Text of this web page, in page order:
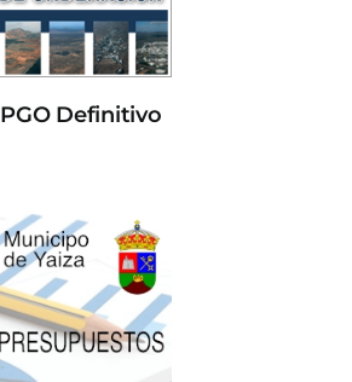
PGO Definitivo